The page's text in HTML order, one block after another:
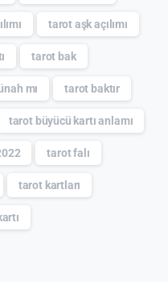
tarot aşk açılımı
tarot bak
mı tarot baktır
tarot büyücü kartı anlamı
tarot falı
tarot kartları